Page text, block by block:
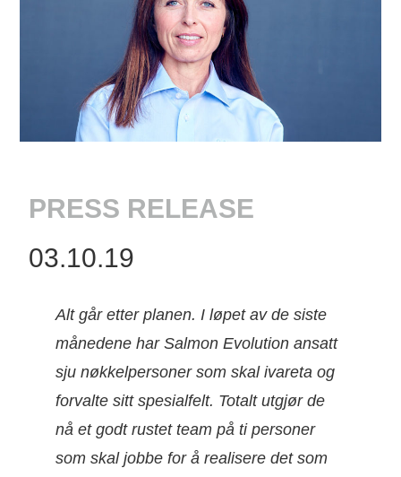
PRESS RELEASE
03.10.19
Alt går etter planen. I løpet av de siste
månedene har Salmon Evolution ansatt
sju nøkkelpersoner som skal ivareta og
forvalte sitt spesialfelt. Totalt utgjør de
nå et godt rustet team på ti personer
som skal jobbe for å realisere det som